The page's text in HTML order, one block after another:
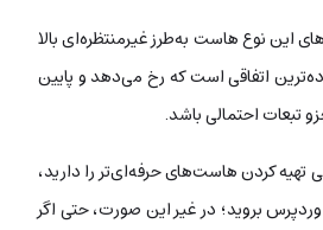
این نوع هاست به‌طرز غیرمنتظره‌ای بالا
اتفاقی است که رخ می‌دهد و پایین
احتمالی باشد.
تهیه کردن هاست‌های حرفه‌ای‌تر را دارید،
بروید؛ در غیر این صورت، حتی اگر